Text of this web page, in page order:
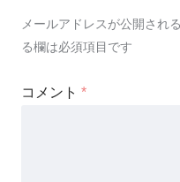
メールアドレスが公開され
る欄は必須項目です
コメント *